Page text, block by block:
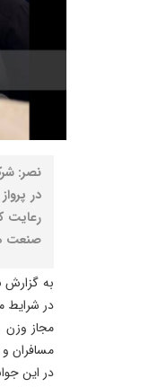
نصر:
در
رعایت
صنعت
به گزارش
در شرایط
مجاز وزن
مسافران
در این